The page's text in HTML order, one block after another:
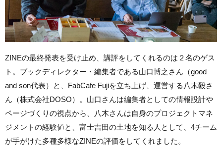
ZINEの最終発表を受け止め、講評をしてくれるのは２名のゲス
ト。ブックディレクター・編集者である山口博之さん（good
and son代表）と、FabCafe Fujiを立ち上げ、運営する八木毅さ
ん（株式会社DOSO）。山口さんは編集者としての情報設計や
ページづくりの視点から、八木さんは自身のプロジェクトマネ
ジメントの経験値と、富士吉田の土地を知る人として、4チーム
が手がけた多種多様なZINEの評価をしてくれました。